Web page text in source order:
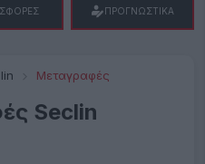
Μεταγραφές
Seclin
ΠΡΟΓΝΩΣΤΙΚΑ